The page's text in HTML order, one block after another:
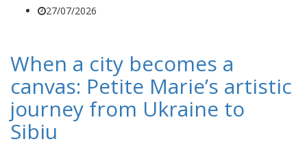
27/07/2026
When a city becomes a
canvas: Petite Marie’s artistic
journey from Ukraine to
Sibiu